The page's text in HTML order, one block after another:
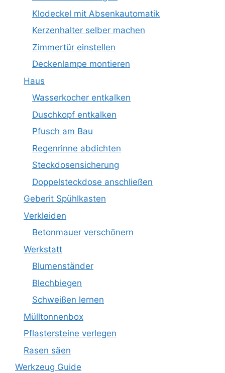
Klodeckel mit Absenkautomatik
Kerzenhalter selber machen
Zimmertür einstellen
Deckenlampe montieren
Haus
Wasserkocher entkalken
Duschkopf entkalken
Pfusch am Bau
Regenrinne abdichten
Steckdosensicherung
Doppelsteckdose anschließen
Geberit Spühlkasten
Verkleiden
Betonmauer verschönern
Werkstatt
Blumenständer
Blechbiegen
Schweißen lernen
Mülltonnenbox
Pflastersteine verlegen
Rasen säen
Werkzeug Guide